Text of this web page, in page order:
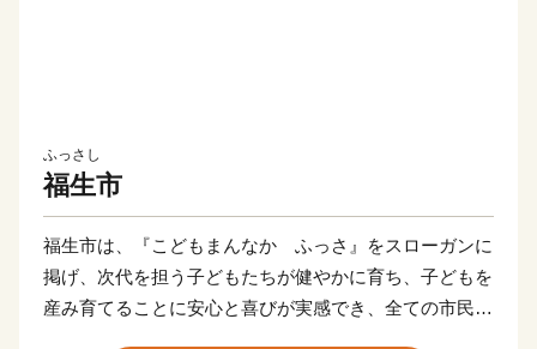
ふっさし
福生市
福生市は、『こどもまんなか ふっさ』をスローガンに
掲げ、次代を担う子どもたちが健やかに育ち、子どもを
産み育てることに安心と喜びが実感でき、全ての市民の